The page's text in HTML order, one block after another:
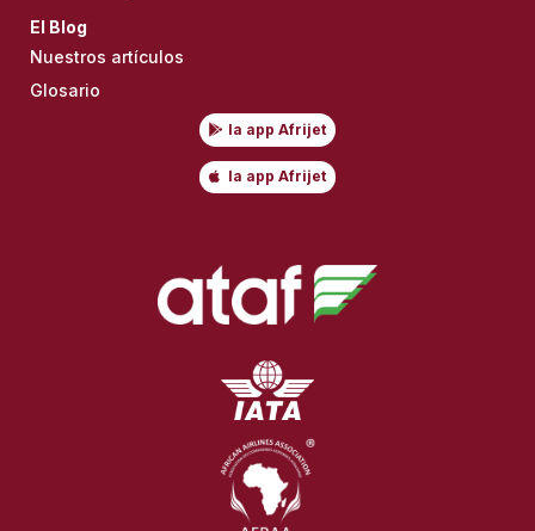
El Blog
Nuestros artículos
Glosario
la app Afrijet
la app Afrijet